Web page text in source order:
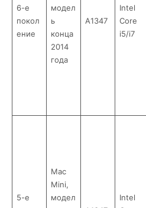
6-е
покол
ение
модел
ь
конца
2014
года
A1347
Intel
Core
i5/i7
5-е
Mac
Mini,
модел
Intel